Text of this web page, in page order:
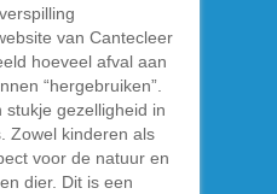
van Cantecleer
hoeveel afval aan
“hergebruiken”.
stukje gezelligheid in
Zowel kinderen als
voor de natuur en
dier. Dit is een